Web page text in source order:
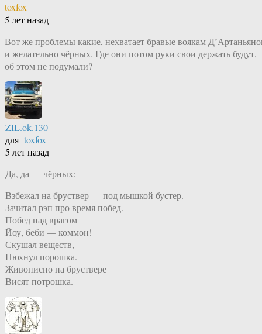
toxfox
5 лет назад
Вот же проблемы какие, нехватает бравые воякам
и желательно чёрных. Где они потом руки свои держать будут,
об этом не подумали?
ZIL.ok.130
для toxfox
5 лет назад
Да, да — чёрных:
Взбежал на бруствер — под мышкой бустер.
Зачитал рэп про время побед.
Побед над врагом
Йоу, беби — коммон!
Скушал веществ,
Нюхнул порошка.
Живописно на бруствере
Висят потрошка.